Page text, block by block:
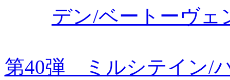
デン/ベートーヴェ
第40弾 ミルシテイン/